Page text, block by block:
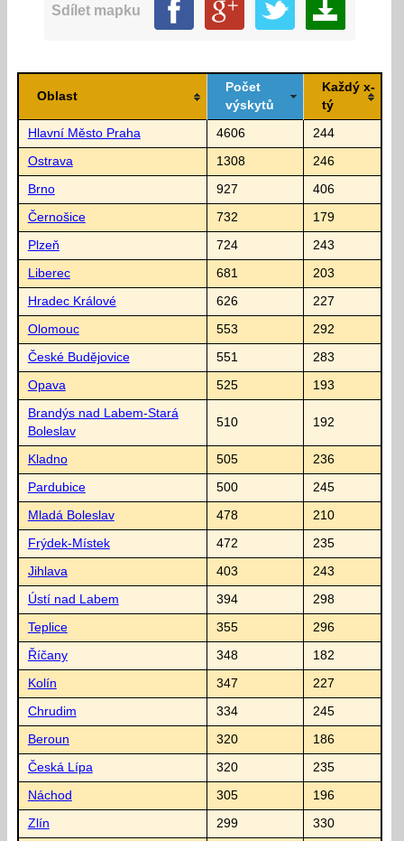
Sdílet mapku
Oblast
Počet
výskytů
Každý x-
tý
Hlavní Město Praha 4606 244
Ostrava 1308 246
Brno 927 406
Černošice 732 179
Plzeň 724 243
Liberec 681 203
Hradec Králové 626 227
Olomouc 553 292
České Budějovice 551 283
Opava 525 193
Brandýs nad Labem-Stará
Boleslav
510 192
Kladno 505 236
Pardubice 500 245
Mladá Boleslav 478 210
Frýdek-Místek 472 235
Jihlava 403 243
Ústí nad Labem 394 298
Teplice 355 296
Říčany 348 182
Kolín 347 227
Chrudim 334 245
Beroun 320 186
Česká Lípa 320 235
Náchod 305 196
Zlín 299 330